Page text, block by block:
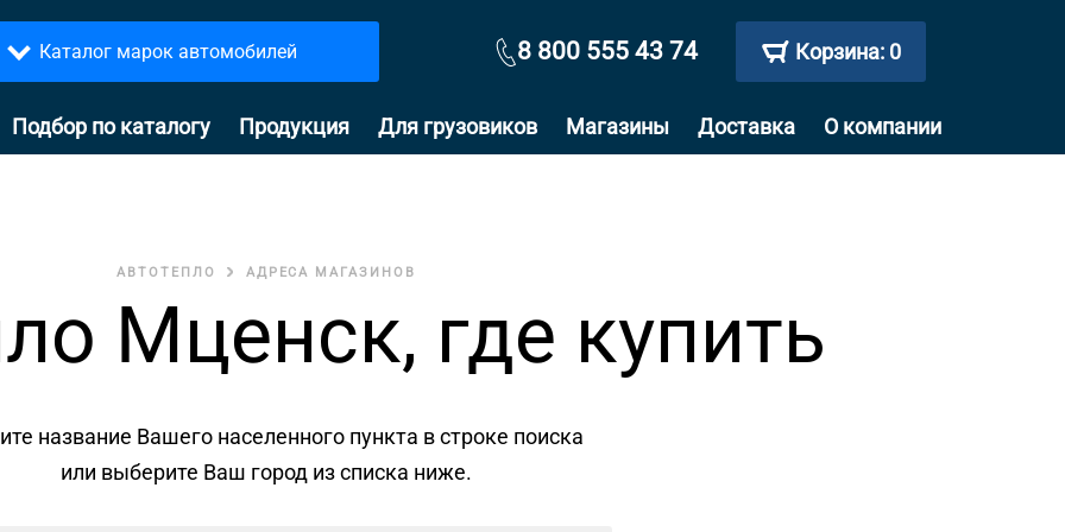
Каталог марок автомобилей 8 800 555 43 74 Корзина: 0
Подбор по каталогу Продукция Для грузовиков Магазины Доставка О компании
АВТОТЕПЛО АДРЕСА МАГАЗИНОВ
Мценск, где купить
название Вашего населенного пункта в строке поиска
или выберите Ваш город из списка ниже.